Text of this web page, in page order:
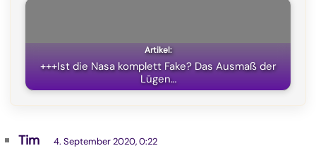
+++Ist die Nasa komplett Fake? Das Ausmaß der
Lügen…
Tim 4. September 2020, 0:22